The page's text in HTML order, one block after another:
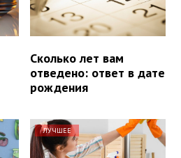
Сколько лет вам
отведено: ответ в дате
рождения
ЛУЧШЕЕ